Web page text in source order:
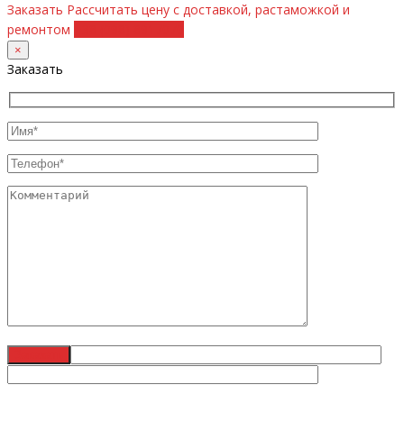
Заказать Рассчитать цену с доставкой, растаможкой и
ремонтом
×
Заказать